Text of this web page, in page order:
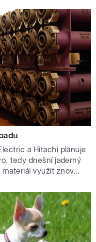
a Hitachi plánuje
tedy dnešní jaderný
využít znov...